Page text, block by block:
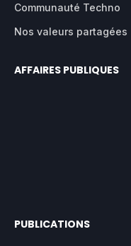
Communauté Techno
Nos valeurs partagées
AFFAIRES PUBLIQUES
PUBLICATIONS